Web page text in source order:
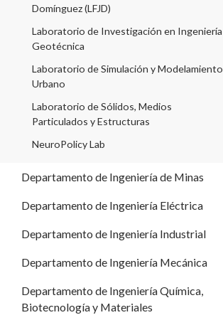
Domínguez (LFJD)
Laboratorio de Investigación en Ingeniería
Geotécnica
Laboratorio de Simulación y Modelamiento
Urbano
Laboratorio de Sólidos, Medios
Particulados y Estructuras
NeuroPolicy Lab
Departamento de Ingeniería de Minas
Departamento de Ingeniería Eléctrica
Departamento de Ingeniería Industrial
Departamento de Ingeniería Mecánica
Departamento de Ingeniería Química,
Biotecnología y Materiales